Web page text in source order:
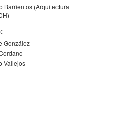
Barrientos (Arquitectura
González
Vallejos